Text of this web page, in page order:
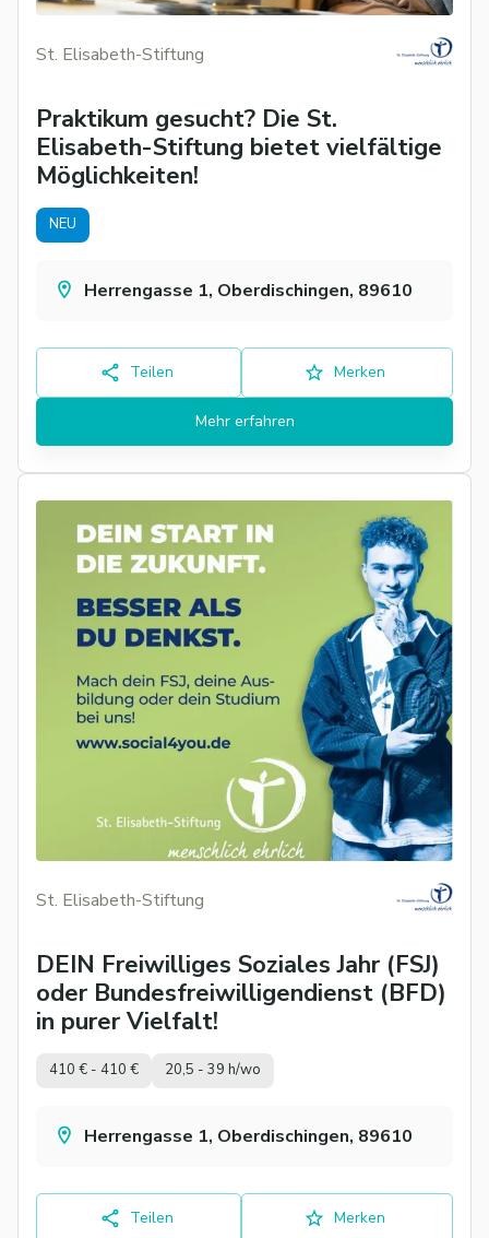
St. Elisabeth-Stiftung
Praktikum gesucht? Die St.
Elisabeth-Stiftung bietet vielfältige
Möglichkeiten!
NEU
Herrengasse 1, Oberdischingen, 89610
Teilen Merken
Mehr erfahren
St. Elisabeth-Stiftung
DEIN Freiwilliges Soziales Jahr (FSJ)
oder Bundesfreiwilligendienst (BFD)
in purer Vielfalt!
410 € - 410 € 20,5 - 39 h/wo
Herrengasse 1, Oberdischingen, 89610
Teilen Merken